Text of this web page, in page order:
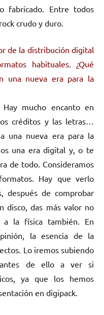
fabricado. Entre todos
crudo y duro.
de la distribución digital
habituales. ¿Qué
una nueva era para la
mucho encanto en
créditos y las letras…
una nueva era para la
una era digital y, o te
de todo. Consideramos
Hay que verlo
después de comprobar
disco, das más valor no
la física también. En
la esencia de la
Lo iremos subiendo
antes de ello a ver si
ya que los hemos
en digipack.